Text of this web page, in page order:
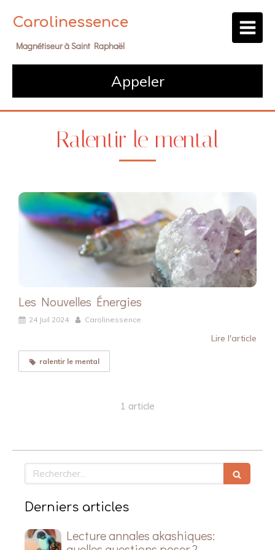
Carolinessence
Magnétiseur à Saint Raphaël
Appeler
Ralentir le mental
Les Nouvelles Énergies
24 Juil 2024 Carolinessence
Lire l'article
ralentir le mental
1 article
Rechercher
Derniers articles
Lecture annales akashiques: